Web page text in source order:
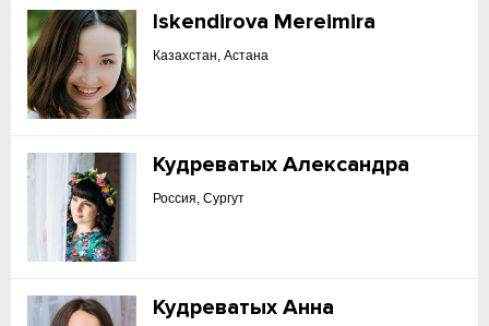
Iskendirova Mereimira
Казахстан, Астана
Кудреватых Александра
Россия, Сургут
Кудреватых Анна